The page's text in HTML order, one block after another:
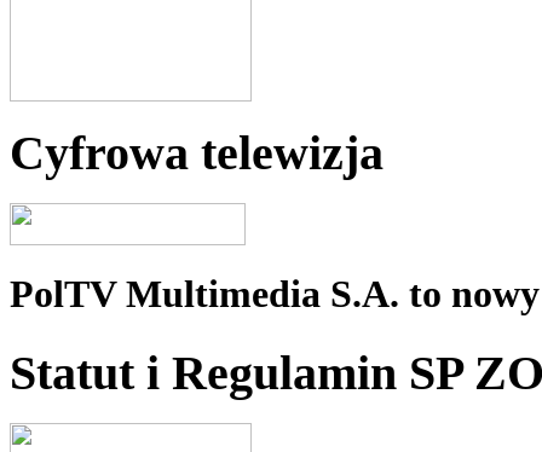
Cyfrowa telewizja
PolTV Multimedia S.A. to
Statut i Regulamin SP